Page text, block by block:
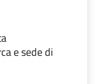
e sede di